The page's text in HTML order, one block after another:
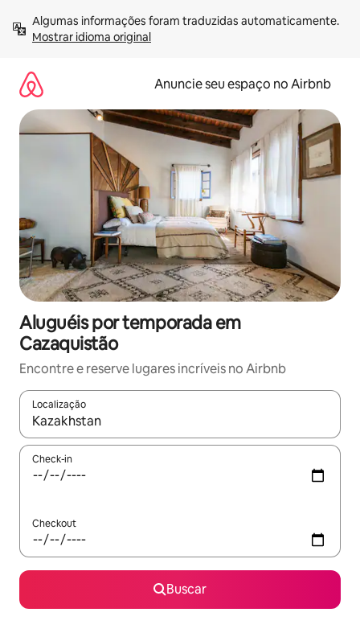
para
Mostrar idioma original
Anuncie seu espaço no Airbnb
Aluguéis por temporada em
Cazaquistão
Encontre e reserve lugares incríveis no Airbnb
Localização
Quando os resultados estiverem disponíveis, explore-os
Check-in
Checkout
Buscar